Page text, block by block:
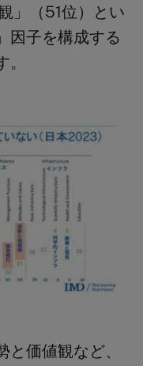
」（51位）とい
因子を構成する
価値観など、